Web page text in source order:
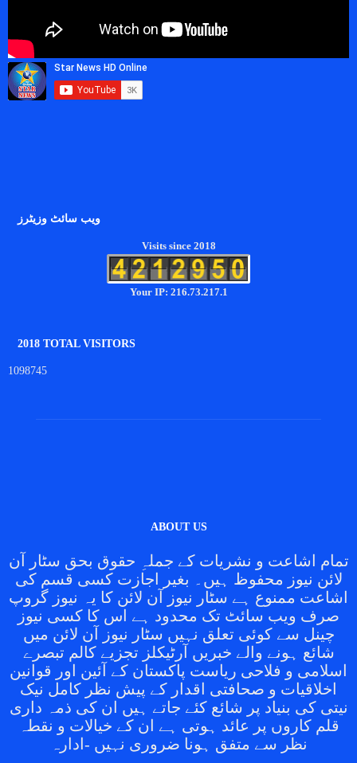
ویب سائٹ وزیٹرز
Visits since 2018
Your IP: 216.73.217.1
2018 TOTAL VISITORS
1098745
ABOUT US
تمام اشاعت و نشریات کے جملہِ حقوق بحق سٹار آن
لائن نیوز محفوظ ہیں۔ بغیر اجازت کسی قسم کی
اشاعت ممنوع ہے سٹار نیوز آن لائن کا یہ نیوز گروپ
صرف ویب سائٹ تک محدود ہے اس کا کسی نیوز
چینل سے کوئی تعلق نہیں سٹار نیوز آن لائن میں
شائع ہونے والے خبریں آرٹیکلز تجزیے کالم تبصرے
اسلامی و فلاحی ریاست پاکستان کے آئین اور قوانین
اخلاقیات و صحافتی اقدار کے پیش نظر کامل نیک
نیتی کی بنیاد پر شائع کئے جاتے ہیں ان کی ذمہ داری
قلم کاروں پر عائد ہوتی ہے ان کے خیالات و نقطہ
نظر سے متفق ہونا ضروری نہیں -ادارہ